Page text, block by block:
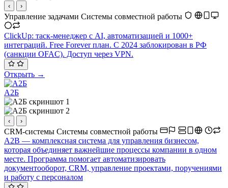
‹ ›
Управление задачами Системы совместной работы
ClickUp: таск-менеджер с AI, автоматизацией и 1000+
интеграций. Free Forever план. С 2024 заблокирован в РФ
(санкции OFAC). Доступ через VPN.
Открыть →
А2Б
‹ ›
CRM-системы Системы совместной работы
A2B — комплексная система для управления бизнесом,
которая объединяет важнейшие процессы компании в одном
месте. Программа помогает автоматизировать
документооборот, CRM, управление проектами, поручениями
и работу с персоналом